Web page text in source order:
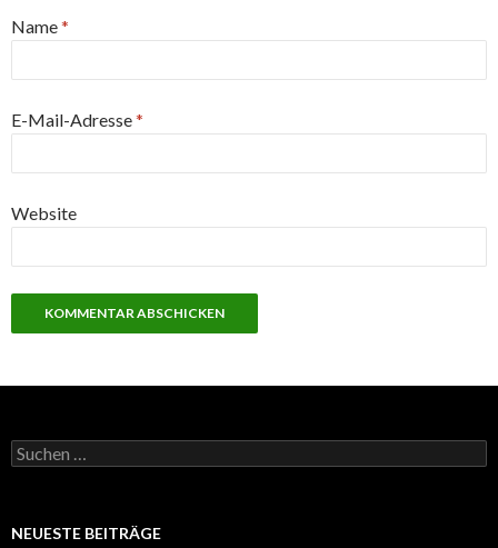
Name*
E-Mail-Adresse*
Website
S
u
e
NEUESTE BEITRÄGE